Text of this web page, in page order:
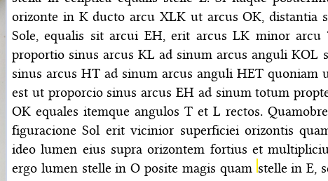
orizonte in K ducto arcu XLK ut arcus OK, distantia
Sole, equalis sit arcui EH, erit arcus LK minor arcu
proportio sinus arcus KL ad sinum arcus anguli KOL
sinus arcus HT ad sinum arcus anguli HET quoniam
est ut proporcio sinus arcus EH ad sinum totum
OK equales itemque angulos T et L rectos.
figuracione Sol erit vicinior superficiei orizontis
ideo lumen eius supra orizontem fortius et
ergo lumen stelle in O posite magis quam stelle in E,